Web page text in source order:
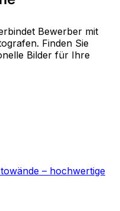
Bewerber mit
Finden Sie
Bilder für Ihre
– hochwertige